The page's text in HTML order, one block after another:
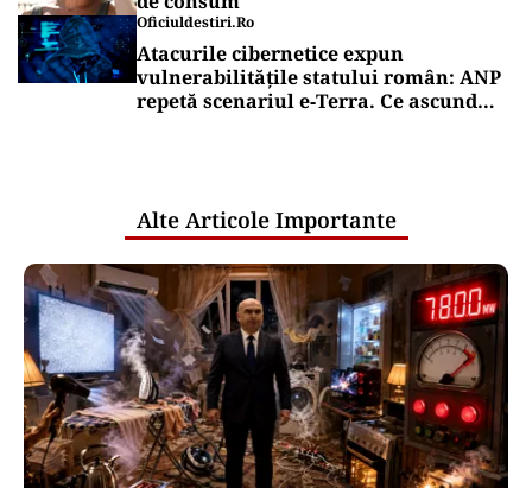
Oficiuldestiri.ro
Atacurile cibernetice expun
vulnerabilitățile statului român: ANP
repetă scenariul e‑Terra. Ce ascund
Alte Articole Importante